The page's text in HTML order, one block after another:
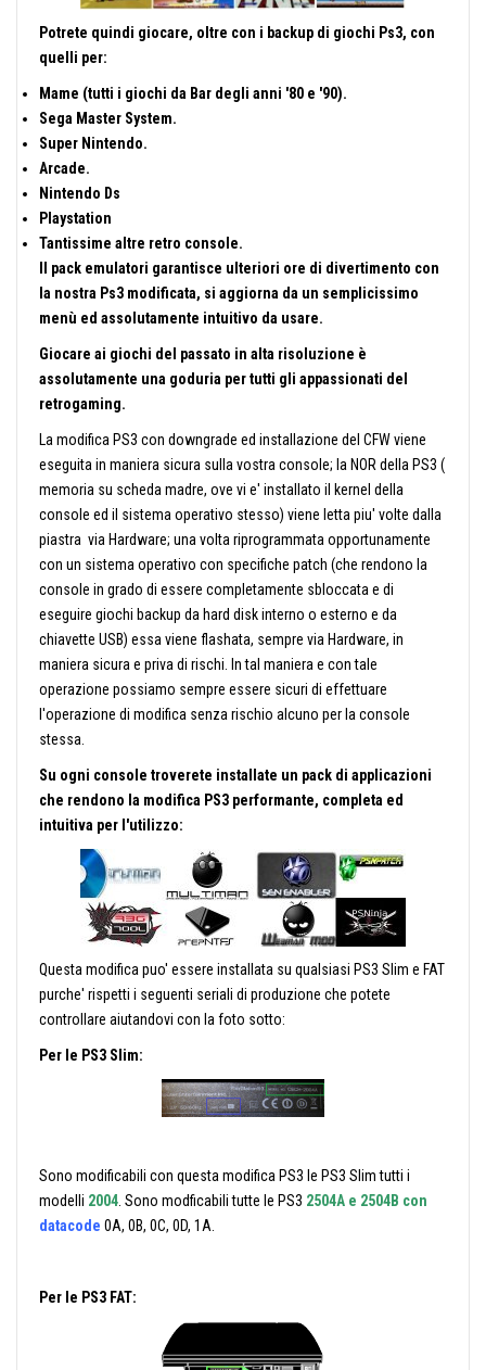
Potrete quindi giocare, oltre con i backup di giochi Ps3, con
quelli per:
Mame (tutti i giochi da Bar degli anni '80 e '90).
Sega Master System.
Super Nintendo.
Arcade.
Nintendo Ds
Playstation
Tantissime altre retro console.
Il pack emulatori garantisce ulteriori ore di divertimento con
la nostra Ps3 modificata, si aggiorna da un semplicissimo
menù ed assolutamente intuitivo da usare.
Giocare ai giochi del passato in alta risoluzione è
assolutamente una goduria per tutti gli appassionati del
retrogaming.
La modifica PS3 con downgrade ed installazione del CFW viene
eseguita in maniera sicura sulla vostra console; la NOR della PS3 (
memoria su scheda madre, ove vi e' installato il kernel della
console ed il sistema operativo stesso) viene letta piu' volte dalla
piastra via Hardware; una volta riprogrammata opportunamente
con un sistema operativo con specifiche patch (che rendono la
console in grado di essere completamente sbloccata e di
eseguire giochi backup da hard disk interno o esterno e da
chiavette USB) essa viene flashata, sempre via Hardware, in
maniera sicura e priva di rischi. In tal maniera e con tale
operazione possiamo sempre essere sicuri di effettuare
l'operazione di modifica senza rischio alcuno per la console
stessa.
Su ogni console troverete installate un pack di applicazioni
che rendono la modifica PS3 performante, completa ed
intuitiva per l'utilizzo:
Questa modifica puo' essere installata su qualsiasi PS3 Slim e FAT
purche' rispetti i seguenti seriali di produzione che potete
controllare aiutandovi con la foto sotto:
Per le PS3 Slim:
Sono modificabili con questa modifica PS3 le PS3 Slim tutti i
modelli 2004 . Sono modficabili tutte le PS3 2504A e 2504B con
datacode 0A, 0B, 0C, 0D, 1A.
Per le PS3 FAT: